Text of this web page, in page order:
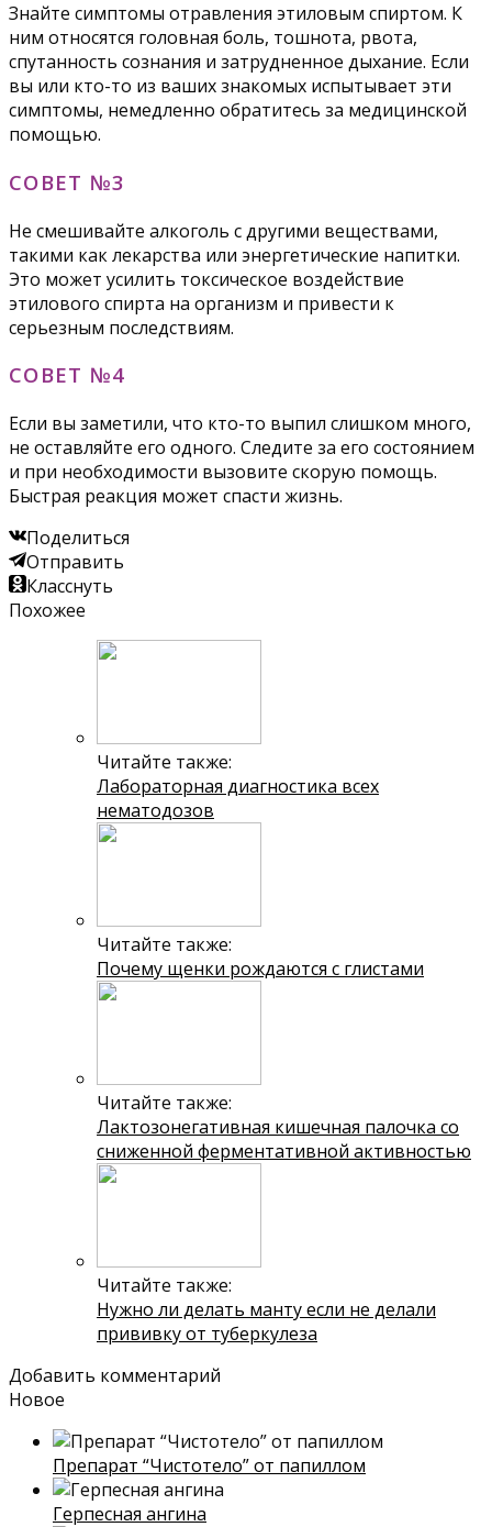
Знайте симптомы отравления этиловым спиртом. К
ним относятся головная боль, тошнота, рвота,
спутанность сознания и затрудненное дыхание. Если
вы или кто-то из ваших знакомых испытывает эти
симптомы, немедленно обратитесь за медицинской
помощью.
СОВЕТ №3
Не смешивайте алкоголь с другими веществами,
такими как лекарства или энергетические напитки.
Это может усилить токсическое воздействие
этилового спирта на организм и привести к
серьезным последствиям.
СОВЕТ №4
Если вы заметили, что кто-то выпил слишком много,
не оставляйте его одного. Следите за его состоянием
и при необходимости вызовите скорую помощь.
Быстрая реакция может спасти жизнь.
Поделиться
Отправить
Класснуть
Похожее
Читайте также:
Лабораторная диагностика всех
нематодозов
Читайте также:
Почему щенки рождаются с глистами
Читайте также:
Лактозонегативная кишечная палочка со
сниженной ферментативной активностью
Читайте также:
Нужно ли делать манту если не делали
прививку от туберкулеза
Добавить комментарий
Новое
Препарат “Чистотело” от папиллом
Герпесная ангина